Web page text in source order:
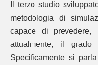
Il terzo studio
metodologia di
capace di
attualmente, il
Specificamente si